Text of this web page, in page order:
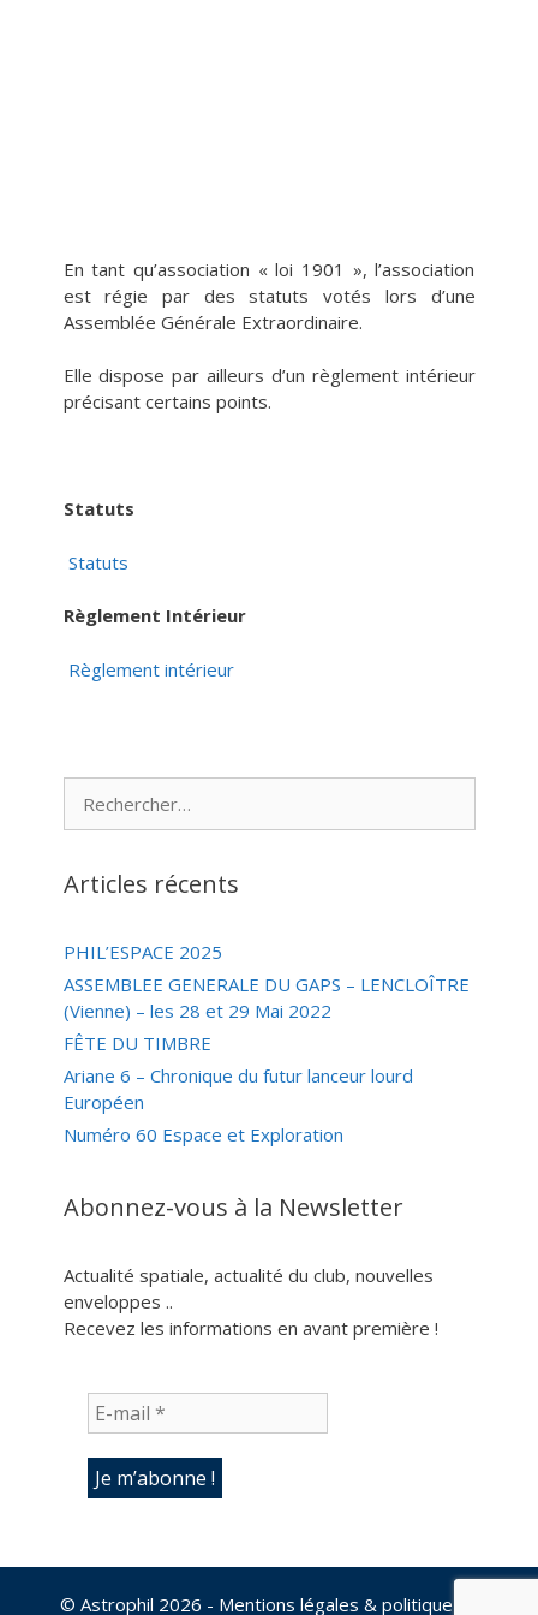
En tant qu’association « loi 1901 », l’association
est régie par des statuts votés lors d’une
Assemblée Générale Extraordinaire.
Elle dispose par ailleurs d’un règlement intérieur
précisant certains points.
Statuts
Statuts
Règlement Intérieur
Règlement intérieur
Articles récents
PHIL’ESPACE 2025
ASSEMBLEE GENERALE DU GAPS – LENCLOÎTRE
(Vienne) – les 28 et 29 Mai 2022
FÊTE DU TIMBRE
Ariane 6 – Chronique du futur lanceur lourd
Européen
Numéro 60 Espace et Exploration
Abonnez-vous à la Newsletter
Actualité spatiale, actualité du club, nouvelles
enveloppes ..
Recevez les informations en avant première !
© Astrophil 2026 - Mentions légales & politique de